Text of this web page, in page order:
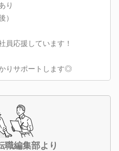
り
）
員応援しています！
りサポートします◎
職編集部より